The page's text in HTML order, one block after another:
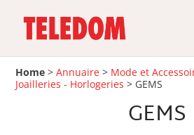
Home >Annuaire > Mode et
Joailleries - Horlogeries > GEMS
GEMS